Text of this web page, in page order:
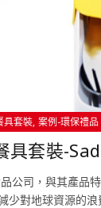
具套裝 案例-環保禮品
具套裝-
公司，與其產品
少對地球資源的